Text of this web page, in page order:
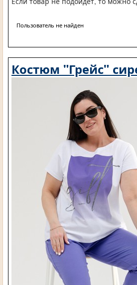
Пользователь не найден
Костюм "Грейс"